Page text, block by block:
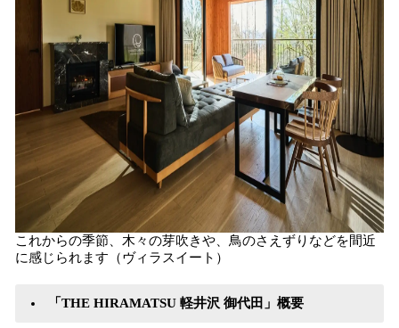
これからの季節、木々の芽吹きや、鳥のさえずりなどを間近
に感じられます（ヴィラスイート）
「THE HIRAMATSU 軽井沢 御代田」概要